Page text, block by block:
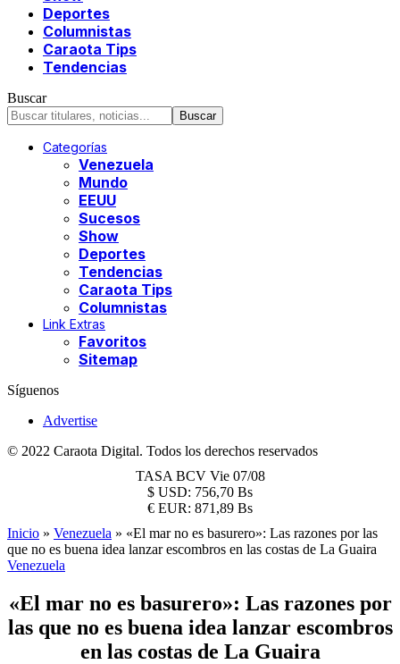
Deportes
Columnistas
Caraota Tips
Tendencias
Buscar
Categorías
Venezuela
Mundo
EEUU
Sucesos
Show
Deportes
Tendencias
Caraota Tips
Columnistas
Link Extras
Favoritos
Sitemap
Síguenos
Advertise
© 2022 Caraota Digital. Todos los derechos reservados
TASA BCV Vie 07/08
$ USD: 756,70 Bs
€ EUR: 871,89 Bs
Inicio » Venezuela » «El mar no es basurero»: Las razones por las
que no es buena idea lanzar escombros en las costas de La Guaira
Venezuela
«El mar no es basurero»: Las razones por
las que no es buena idea lanzar escombros
en las costas de La Guaira